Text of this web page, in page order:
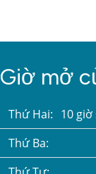
Giờ mở
Thứ Hai: 10 giờ
Thứ Ba: